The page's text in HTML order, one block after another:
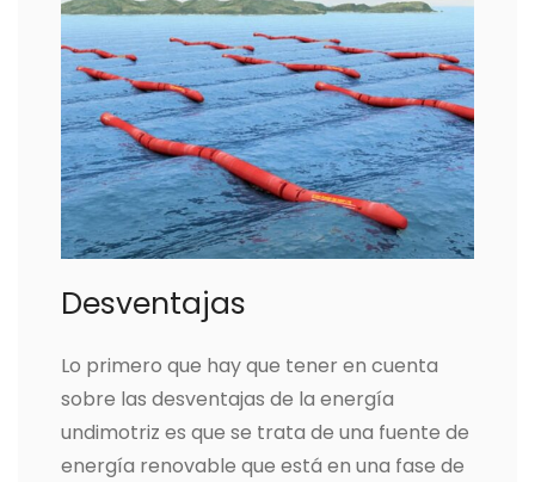
Desventajas
Lo primero que hay que tener en cuenta
sobre las desventajas de la energía
undimotriz es que se trata de una fuente de
energía renovable que está en una fase de